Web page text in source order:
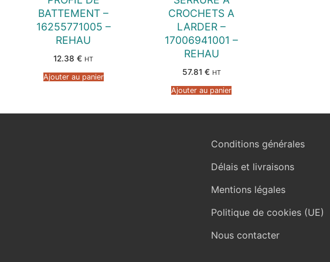
BATTEMENT –
16255771005 –
REHAU
12.38€ HT
Ajouter au panier
CROCHETS A
LARDER –
17006941001 –
REHAU
57.81 € HT
Ajouter au panier
Conditions générales
Délais et livraisons
Mentions légales
Politique de cookies (UE)
Nous contacter